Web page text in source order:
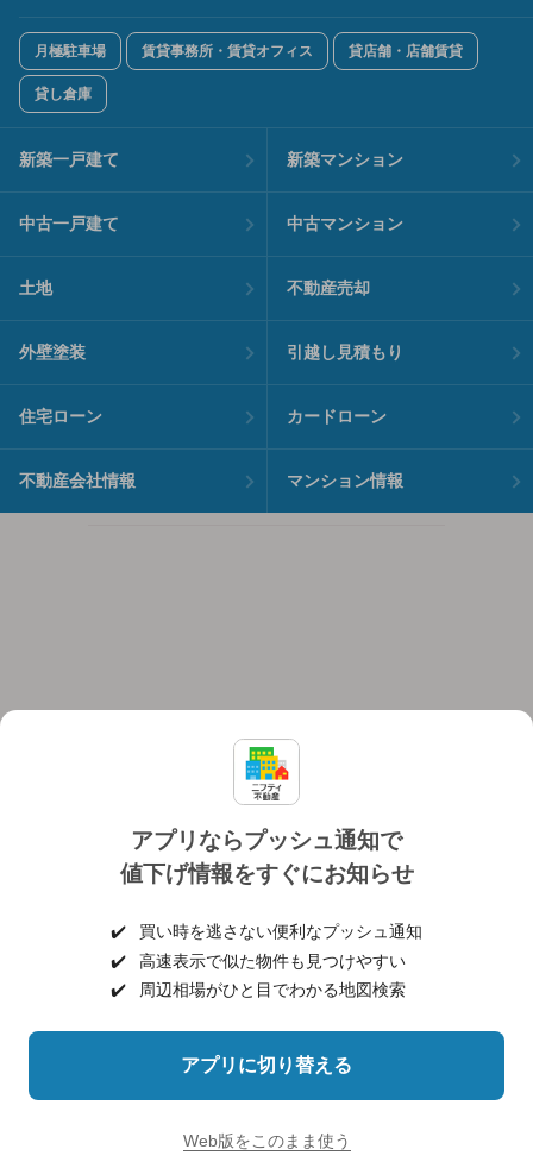
アプリならプッシュ通知で
値下げ情報をすぐにお知らせ
✔️
買い時を逃さない便利なプッシュ通知
✔️
高速表示で似た物件も見つけやすい
✔️
周辺相場がひと目でわかる地図検索
アプリに切り替える
Web版をこのまま使う
月極駐車場 賃貸事務所・賃貸オフィス 貸店舗・店舗賃貸
貸し倉庫
新築一戸建て 新築マンション
中古一戸建て 中古マンション
土地 不動産売却
外壁塗装 引越し見積もり
住宅ローン カードローン
不動産会社情報 マンション情報
個人情報保護ポリシー 利用規約
ヘルプ・お問い合わせ 採用情報
©NIFTY Lifestyle Co., Ltd.